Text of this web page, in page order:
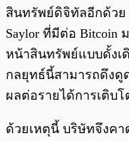
สินทรัพย์ดิจิทัลอีกด้วย
Saylor ที่มีต่อ Bitcoin
หน้าสินทรัพย์แบบดั้งเ
กลยุทธ์นี้สามารถดึงดู
ผลต่อรายได้การเติบ
ด้วยเหตุนี้ บริษัทจึงค